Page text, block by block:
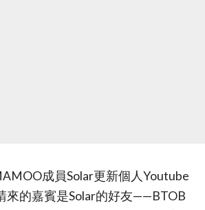
成員Solar更新個人Youtube
來的嘉賓是Solar的好友——BTOB